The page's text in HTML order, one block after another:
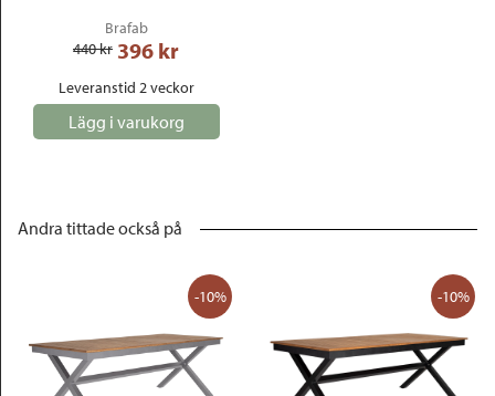
Brafab
440 kr 396 kr
Leveranstid 2 veckor
Lägg i varukorg
Andra tittade också på
-10% -10%